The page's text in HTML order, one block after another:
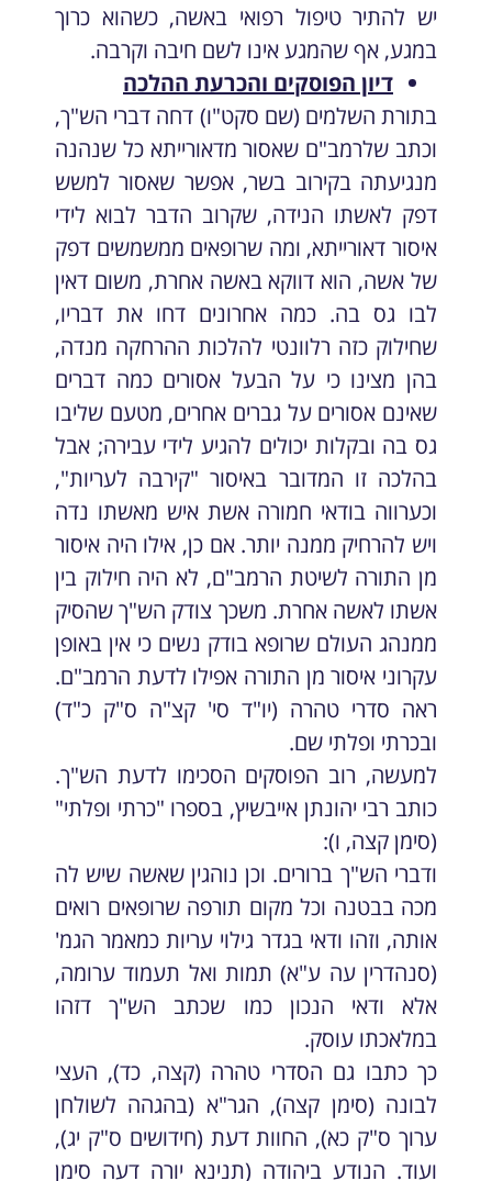
יש להתיר טיפול רפואי באשה, כשהוא כרוך
במגע, אף שהמגע אינו לשם חיבה וקרבה.
דיון הפוסקים והכרעת ההלכה
בתורת השלמים (שם סקט"ו) דחה דברי הש"ך,
וכתב שלרמב"ם שאסור מדאורייתא כל שנהנה
מנגיעתה בקירוב בשר, אפשר שאסור למשש
דפק לאשתו הנידה, שקרוב הדבר לבוא לידי
איסור דאורייתא, ומה שרופאים ממשמשים דפק
של אשה, הוא דווקא באשה אחרת, משום דאין
לבו גס בה. כמה אחרונים דחו את דבריו,
שחילוק כזה רלוונטי להלכות ההרחקה מנדה,
בהן מצינו כי על הבעל אסורים כמה דברים
שאינם אסורים על גברים אחרים, מטעם שליבו
גס בה ובקלות יכולים להגיע לידי עבירה; אבל
בהלכה זו המדובר באיסור "קירבה לעריות",
וכערווה בודאי חמורה אשת איש מאשתו נדה
ויש להרחיק ממנה יותר. אם כן, אילו היה איסור
מן התורה לשיטת הרמב"ם, לא היה חילוק בין
אשתו לאשה אחרת. משכך צודק הש"ך שהסיק
ממנהג העולם שרופא בודק נשים כי אין באופן
עקרוני איסור מן התורה אפילו לדעת הרמב"ם.
ראה סדרי טהרה (יו"ד סי' קצ"ה ס"ק כ"ד)
ובכרתי ופלתי שם.
למעשה, רוב הפוסקים הסכימו לדעת הש"ך.
כותב רבי יהונתן אייבשיץ, בספרו "כרתי ופלתי"
(סימן קצה, ו):
ודברי הש"ך ברורים. וכן נוהגין שאשה שיש לה
מכה בבטנה וכל מקום תורפה שרופאים רואים
אותה, וזהו ודאי בגדר גילוי עריות כמאמר הגמ'
(סנהדרין עה ע"א) תמות ואל תעמוד ערומה,
אלא ודאי הנכון כמו שכתב הש"ך דזהו
במלאכתו עוסק.
כך כתבו גם הסדרי טהרה (קצה, כד), העצי
לבונה (סימן קצה), הגר"א (בהגהה לשולחן
ערוך ס"ק כא), החוות דעת (חידושים ס"ק יג),
ועוד. הנודע ביהודה (תנינא יורה דעה סימן